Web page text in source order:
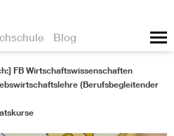
Blog
FB Wirtschaftswissenschaften
(Berufsbegleitender